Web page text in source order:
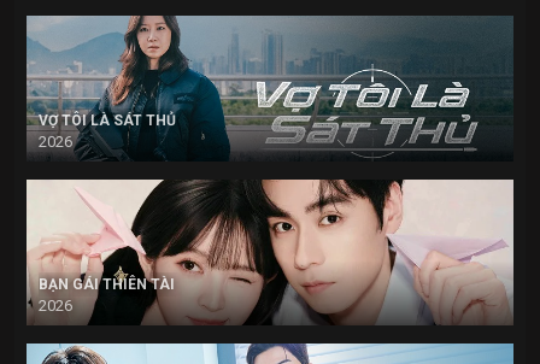
VỢ TÔI LÀ SÁT THỦ
2026
BẠN GÁI THIÊN TÀI
2026